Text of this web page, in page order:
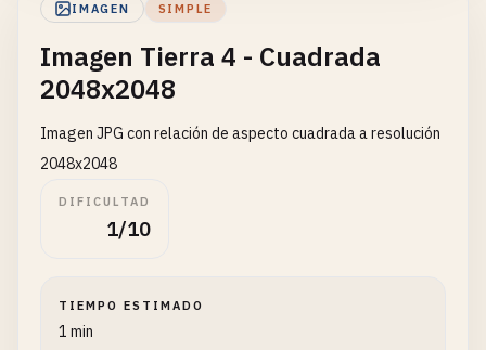
IMAGEN SIMPLE
Imagen Tierra 4 - Cuadrada
2048x2048
Imagen JPG con relación de aspecto cuadrada a resolución
2048x2048
DIFICULTAD
1/10
TIEMPO ESTIMADO
1 min